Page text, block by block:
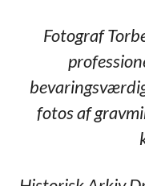
Fotograf
fotos af